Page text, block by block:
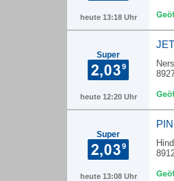
heute 13:18 Uhr
Super
heute 12:20 Uhr
JET
Super
heute 13:08 Uhr